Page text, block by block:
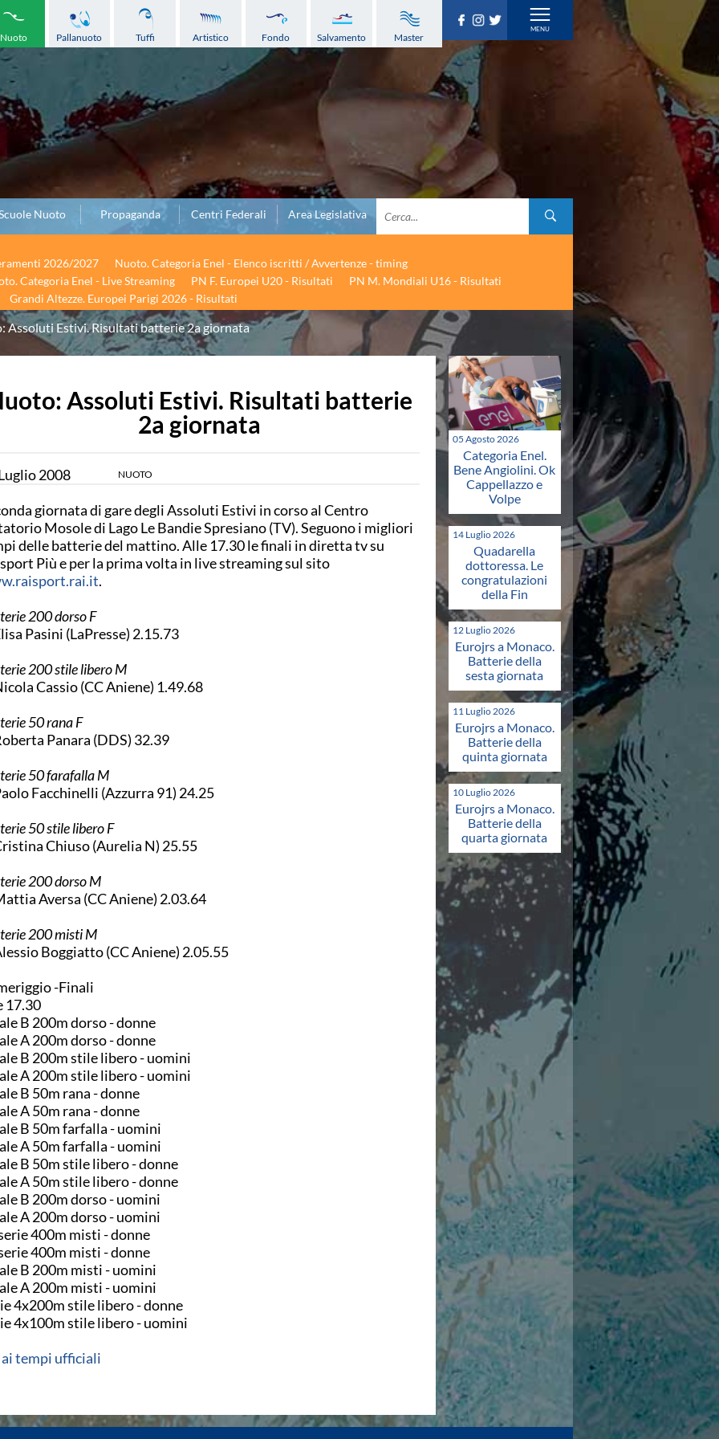
Nuoto Pallanuoto Tuffi Artistico Fondo Salvamento Master
Nuoto Propaganda Centri Federali Area Legislativa
2026/2027
Nuoto. Categoria Enel - Elenco iscritti / Avvertenze - timing
Categoria Enel - Live Streaming PN F. Europei U20 - Risultati
PN M. Mondiali U16 - Risultati
Grandi Altezze. Europei Parigi 2026 - Risultati
Assoluti Estivi. Risultati batterie 2a giornata
Assoluti Estivi. Risultati batterie
2a giornata
2008 NUOTO
giornata di gare degli Assoluti Estivi in corso al Centro
Mosole di Lago Le Bandie Spresiano (TV). Seguono i migliori
delle batterie del mattino. Alle 17.30 le finali in diretta tv su
Più e per la prima volta in live streaming sul sito
.
200 dorso F
Pasini (LaPresse) 2.15.73
200 stile libero M
Cassio (CC Aniene) 1.49.68
50 rana F
Panara (DDS) 32.39
50 farafalla M
Facchinelli (Azzurra 91) 24.25
50 stile libero F
Chiuso (Aurelia N) 25.55
200 dorso M
Aversa (CC Aniene) 2.03.64
200 misti M
Boggiatto (CC Aniene) 2.05.55
-Finali
17.30
B 200m dorso - donne
A 200m dorso - donne
B 200m stile libero - uomini
A 200m stile libero - uomini
B 50m rana - donne
A 50m rana - donne
B 50m farfalla - uomini
A 50m farfalla - uomini
B 50m stile libero - donne
A 50m stile libero - donne
B 200m dorso - uomini
A 200m dorso - uomini
400m misti - donne
400m misti - donne
B 200m misti - uomini
A 200m misti - uomini
4x200m stile libero - donne
4x100m stile libero - uomini
ai tempi ufficiali
05 Agosto 2026
Categoria Enel.
Bene Angiolini. Ok
Cappellazzo e
Volpe
14 Luglio 2026
Quadarella
dottoressa. Le
congratulazioni
della Fin
12 Luglio 2026
Eurojrs a Monaco.
Batterie della
sesta giornata
11 Luglio 2026
Eurojrs a Monaco.
Batterie della
quinta giornata
10 Luglio 2026
Eurojrs a Monaco.
Batterie della
quarta giornata